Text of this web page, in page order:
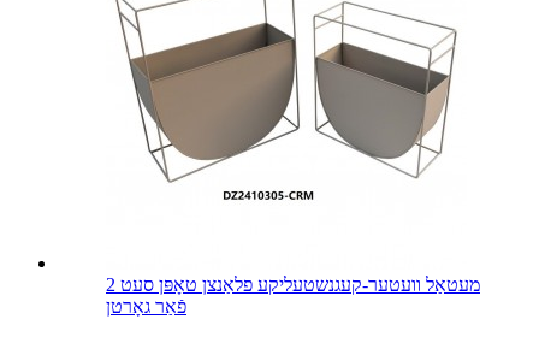
מעטאַל וועטער-קעגנשטעליקע פלאַנצן טאָפּן סעט 2
פֿאַר גאָרטן